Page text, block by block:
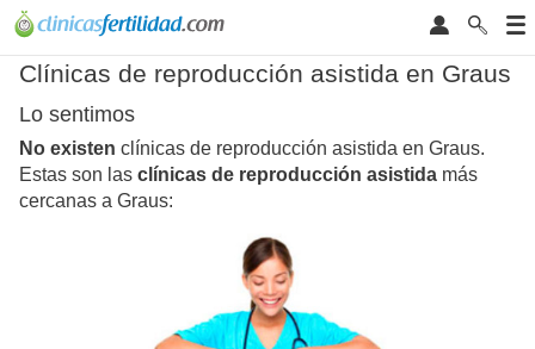
Clínicas de reproducción asistida en Graus
Lo sentimos
No existen clínicas de reproducción asistida en Graus.
Estas son las clínicas de reproducción asistida más
cercanas a Graus: